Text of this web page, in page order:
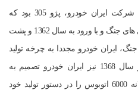
دومین محصول معروف پر فروش شرکت ایران خودرو، پژو 305 بود که
جایگزین پیکان شد. بعد از عبور از سال های جنگ و با ورود به سال 1362 و پشت
ایران خودرو مجددا به چرخه تولید
موفق و سودآوری خود بازگشت. در سال 1368 نیز ایران خودرو تصمیم به
گسترش کار خود گرفت و تولید سالانه 6000 اتوبوس را در دستور تولید خود